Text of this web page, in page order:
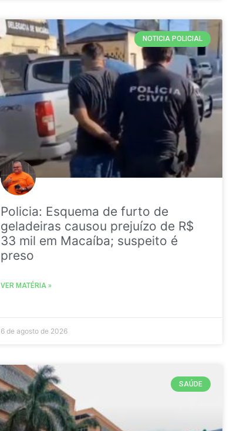
NOTICIA POLICIAL
Policia: Esquema de furto de
geladeiras causou prejuízo de R$
33 mil em Macaíba; suspeito é
preso
VER MATÉRIA »
6 de agosto de 2026
SAÚDE